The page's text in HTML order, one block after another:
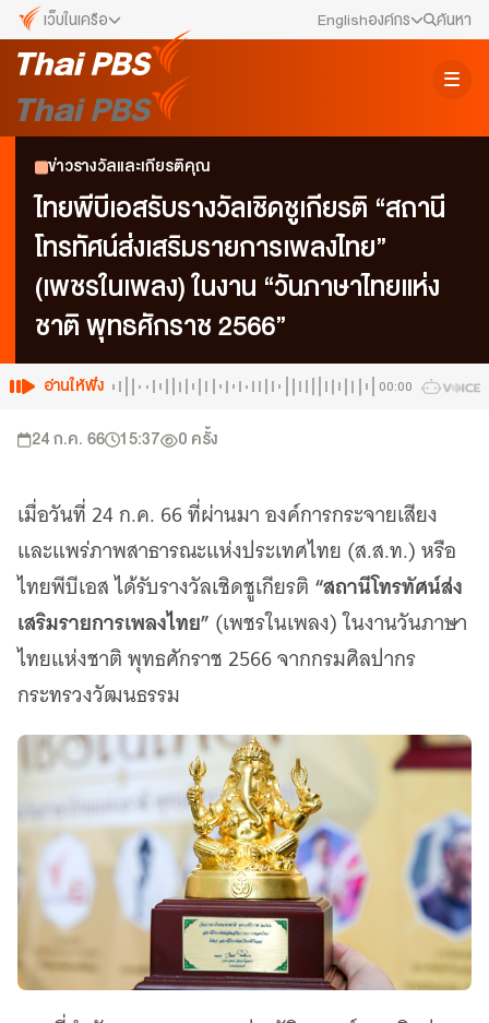
เว็บในเครือ
เว็บไซต์ในเครือ
ALTV
VIPA
พื้นที่นำเสนอวาระของสังคม
Thai PBS Kids
เรื่องราวดี ๆ สำหรับครอบครัว
View The World via The Voice
Thai PBS World
เว็บไซต์บริการ
เพราะพลังการสื่อสารอยู่ในมือคุณ
Locals
จับตาอนาคตประเทศไทย
The Visual
Thai PBS Verify
ตรวจสอบข่าวปลอม คัดกรองข่าวจริง
Englishองค์กร
ข่าวประชาสัมพันธ์
คณะกรรมการนโยบาย ส.ส.ท.
สภาผู้ชมและผู้ฟังรายการ
รับเรื่องร้องเรียน
ค้นหา
ข่าวรางวัลและเกียรติคุณ
ไทยพีบีเอสรับรางวัลเชิดชูเกียรติ “สถานี
โทรทัศน์ส่งเสริมรายการเพลงไทย”
(เพชรในเพลง) ในงาน “วันภาษาไทยแห่ง
ชาติ พุทธศักราช 2566”
อ่านให้ฟัง 00:00
24 ก.ค. 66 15:37 0 ครั้ง
เมื่อวันที่ 24 ก.ค. 66 ที่ผ่านมา องค์การกระจายเสียง
และแพร่ภาพสาธารณะแห่งประเทศไทย (ส.ส.ท.) หรือ
ไทยพีบีเอส ได้รับรางวัลเชิดชูเกียรติ “สถานีโทรทัศน์ส่ง
เสริมรายการเพลงไทย” (เพชรในเพลง) ในงานวันภาษา
ไทยแห่งชาติ พุทธศักราช 2566 จากกรมศิลปากร
กระทรวงวัฒนธรรม